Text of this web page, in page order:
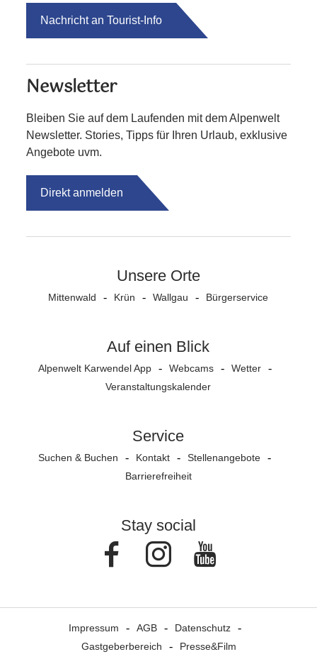
Nachricht an Tourist-Info
Newsletter
Bleiben Sie auf dem Laufenden mit dem Alpenwelt
Newsletter. Stories, Tipps für Ihren Urlaub, exklusive
Angebote uvm.
Direkt anmelden
Unsere Orte
Mittenwald Krün Wallgau Bürgerservice
Auf einen Blick
Alpenwelt Karwendel App Webcams
Wetter
Veranstaltungs­kalender
Service
Suchen & Buchen Kontakt
Stellenangebote
Barrierefreiheit
Stay social
FacebookInstagram
Impressum AGB
Datenschutz
Gastgeberbereich
Presse&Film